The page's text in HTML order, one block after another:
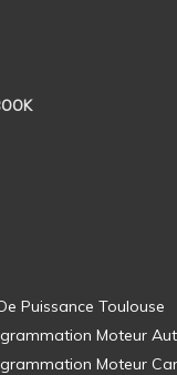
Puissance Toulouse
Moteur
Moteur